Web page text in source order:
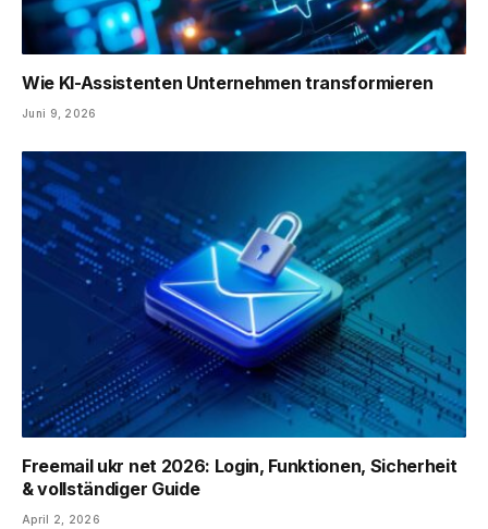
Wie KI-Assistenten Unternehmen transformieren
Juni 9, 2026
Freemail ukr net 2026: Login, Funktionen, Sicherheit
& vollständiger Guide
April 2, 2026